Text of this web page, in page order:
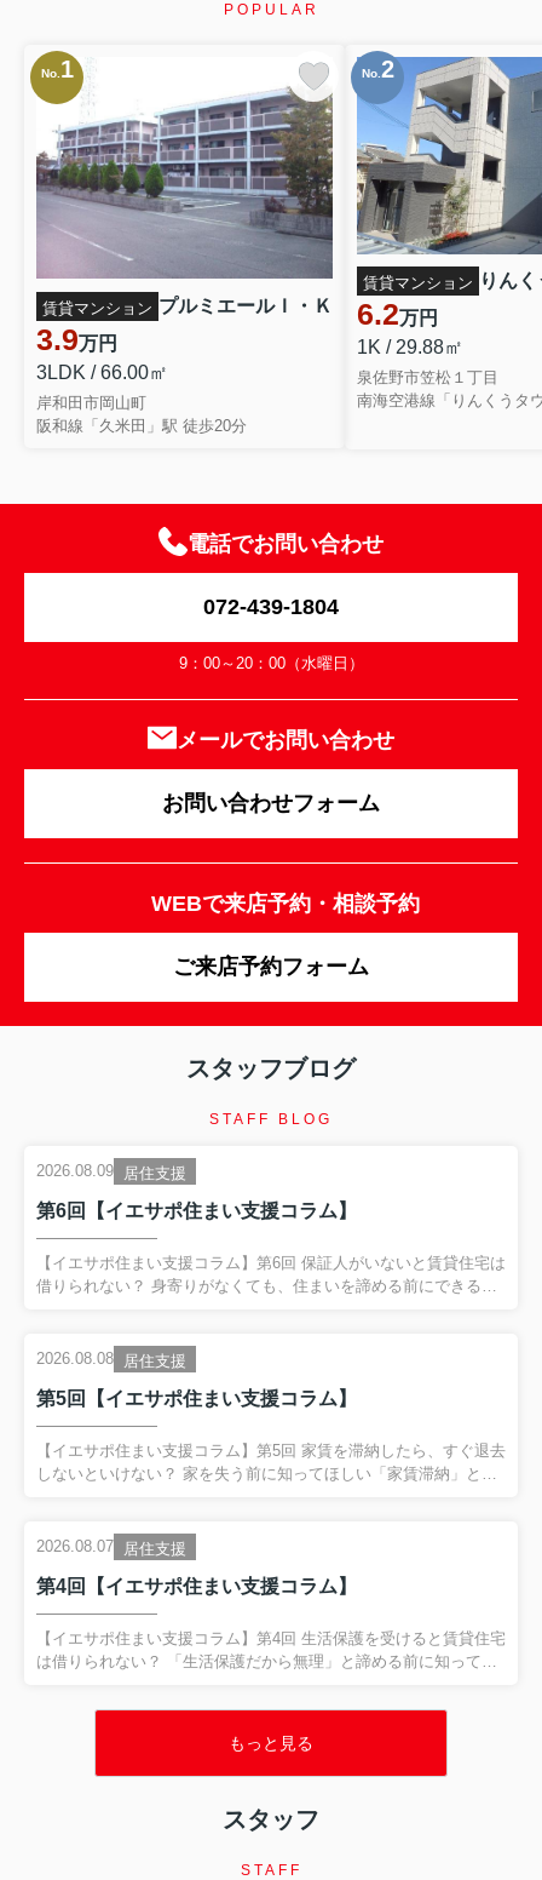
POPULAR
No. 1
賃貸マンション プルミエールＩ・Ｋ
3.9万円
3LDK / 66.00㎡
岸和田市岡山町
阪和線「久米田」駅 徒歩20分
No. 2
賃貸マンション りん
6.2万円
1K / 29.88㎡
泉佐野市笠松１丁目
南海空港線「りんくうタ
電話でお問い合わせ
072-439-1804
9：00～20：00（水曜日）
メールでお問い合わせ
お問い合わせフォーム
WEBで来店予約・相談予約
ご来店予約フォーム
スタッフブログ
STAFF BLOG
2026.08.09 居住支援
第6回【イエサポ住まい支援コラム】
【イエサポ住まい支援コラム】第6回 保証人がいないと賃貸住宅は
借りられない？ 身寄りがなくても、住まいを諦める前にできるこ
は、 単なるお金の問題ではない場合があります。 失業や病気、生
活状況の変化など、 その背景に別の困りごとが隠れていることが
あります。 だからこそ、 家賃滞納を責めるだけではなく、 「住
まいを失うサイン」として早く気付くこと が大切だとお伝えしま
した。 今回は、住まい相談の現場で非常によく聞く、 「保証人が
いないと賃貸住宅は借りられないの？」 という疑問...
2026.08.08 居住支援
第5回【イエサポ住まい支援コラム】
【イエサポ住まい支援コラム】第5回 家賃を滞納したら、すぐ退去
しないといけない？ 家を失う前に知ってほしい「家賃滞納」とい
護を受給していることだけで、 賃貸住宅を借りられないわけでは
ありません。 一方で、 保証会社や初期費用、家賃、緊急連絡先な
ど、 入居までに整理が必要なケースがあります。 そして何より大
切なのが、 困ってからではなく、困り始めた段階で相談するこ
と。 今回は、その代表的なサインである、 「家賃滞納」 につい
てお話しします。 家賃を滞納したら、すぐに退去...
2026.08.07 居住支援
第4回【イエサポ住まい支援コラム】
【イエサポ住まい支援コラム】第4回 生活保護を受けると賃貸住宅
は借りられない？ 「生活保護だから無理」と諦める前に知ってほ
借りにくいのか？」 についてお伝えしました。 高齢だからという
う大家さん側の不安が、住まい探しを難しくしているケースがあ
ります。 そのため、保証会社や支援機関、居住支援法人などが関
とが大切だとお伝えしました。 今回は、住まい相談の現場でも非
もっと見る
スタッフ
STAFF